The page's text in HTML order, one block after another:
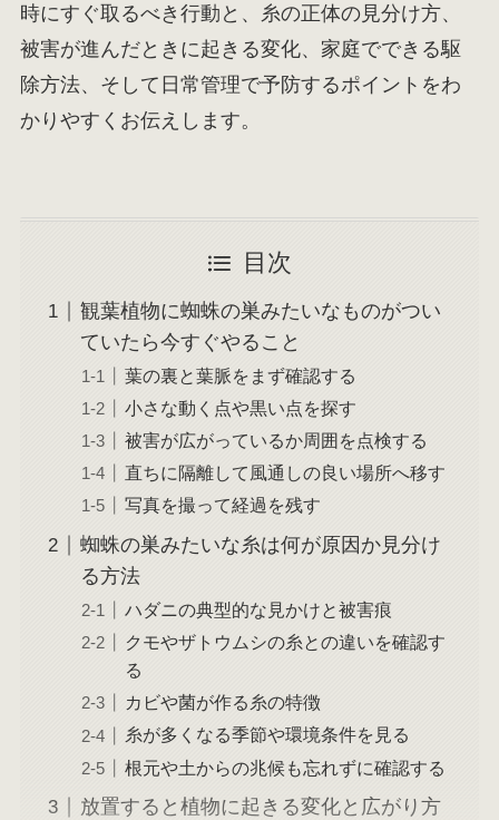
時にすぐ取るべき行動と、糸の正体の見分け方、
被害が進んだときに起きる変化、家庭でできる駆
除方法、そして日常管理で予防するポイントをわ
かりやすくお伝えします。
目次
観葉植物に蜘蛛の巣みたいなものがつい
ていたら今すぐやること
葉の裏と葉脈をまず確認する
小さな動く点や黒い点を探す
被害が広がっているか周囲を点検する
直ちに隔離して風通しの良い場所へ移す
写真を撮って経過を残す
蜘蛛の巣みたいな糸は何が原因か見分け
る方法
ハダニの典型的な見かけと被害痕
クモやザトウムシの糸との違いを確認す
る
カビや菌が作る糸の特徴
糸が多くなる季節や環境条件を見る
根元や土からの兆候も忘れずに確認する
放置すると植物に起きる変化と広がり方